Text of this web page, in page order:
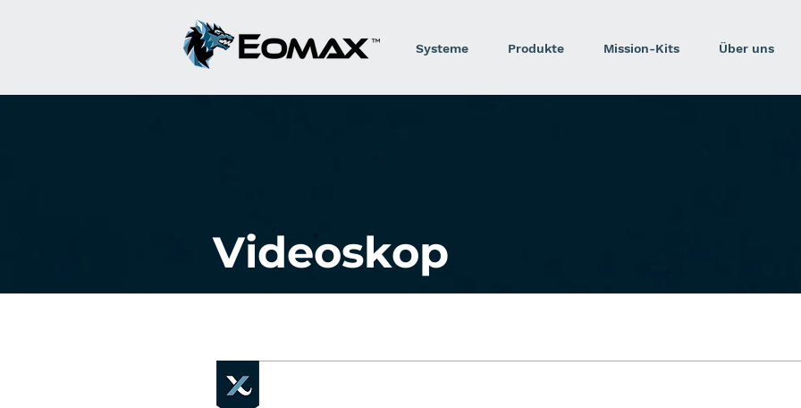
Systeme Produkte Mission-Kits Über uns
Videoskop